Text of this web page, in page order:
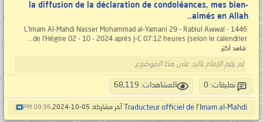
la diffusion de la déclaration de condoléances, mes bien-
aimés en Allah..
L’Imam Al-Mahdi Nasser Mohammad al-Yamani 29 - Rabiul Awwal - 1446
de l'Hégire 02 - 10 - 2024 après J-C 07:12 heures (selon le calendrier...
شاهد أكثر
لم يقم الإمام بالرد على هذا الموضوع
تعليقات: 0 المشاهدات: 68,119
Traducteur officiel de l'Imam al-Mahdi آخر مشاركة: 05-10-2024, 09:36 PM